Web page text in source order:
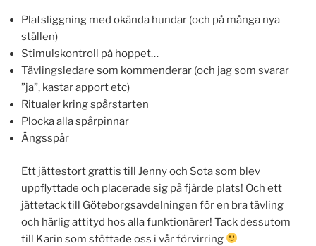
Platsliggning med okända hundar (och på många nya
ställen)
Stimulskontroll på hoppet…
Tävlingsledare som kommenderar (och jag som svarar
”ja”, kastar apport etc)
Ritualer kring spårstarten
Plocka alla spårpinnar
Ängsspår
Ett jättestort grattis till Jenny och Sota som blev
uppflyttade och placerade sig på fjärde plats! Och ett
jättetack till Göteborgsavdelningen för en bra tävling
och härlig attityd hos alla funktionärer! Tack dessutom
till Karin som stöttade oss i vår förvirring